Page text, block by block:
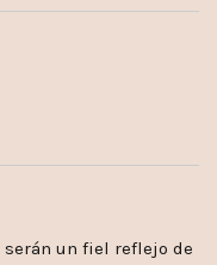
serán un fiel reflejo de